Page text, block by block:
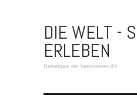
DIE WELT -
ERLEBEN
Reisetipps der besonderen Art